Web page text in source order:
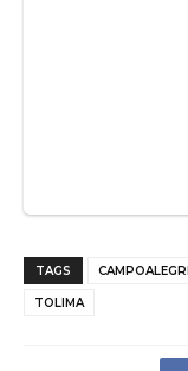
TAGS
TOLIMA